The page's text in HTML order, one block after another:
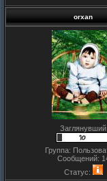
orxan
Заглянувший
Группа:
Сообщений:
Статус: